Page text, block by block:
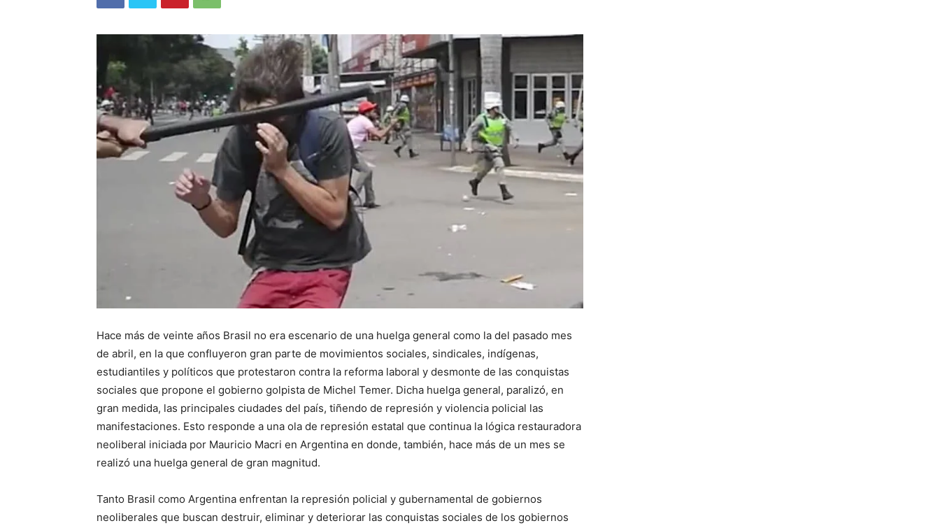
Hace más de veinte años Brasil no era escenario de una huelga general como la del pasado mes
de abril, en la que confluyeron gran parte de movimientos sociales, sindicales, indígenas,
estudiantiles y políticos que protestaron contra la reforma laboral y desmonte de las conquistas
sociales que propone el gobierno golpista de Michel Temer. Dicha huelga general, paralizó, en
gran medida, las principales ciudades del país, tiñendo de represión y violencia policial las
manifestaciones. Esto responde a una ola de represión estatal que continua la lógica restauradora
neoliberal iniciada por Mauricio Macri en Argentina en donde, también, hace más de un mes se
realizó una huelga general de gran magnitud.
Tanto Brasil como Argentina enfrentan la represión policial y gubernamental de gobiernos
neoliberales que buscan destruir, eliminar y deteriorar las conquistas sociales de los gobiernos